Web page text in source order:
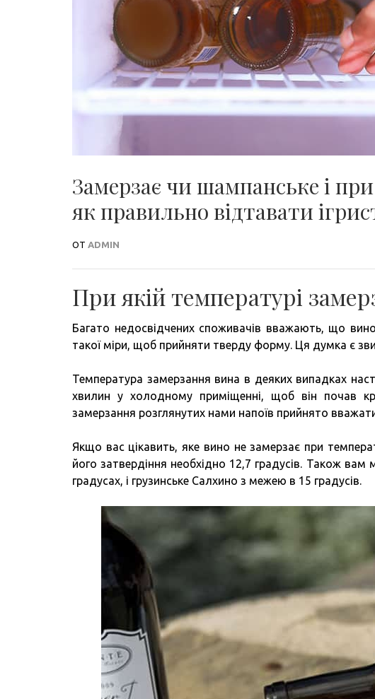
Замерзає чи шампанське і
як правильно відтавати
ОТ ADMIN
При якій температурі
Багато недосвідчених споживачів вважають, що
такої міри, щоб прийняти тверду форму. Ця думка є
Температура замерзання вина в деяких випадках
хвилин у холодному приміщенні, щоб він почав
замерзання розглянутих нами напоїв прийнято
Якщо вас цікавить, яке вино не замерзає при
його затвердіння необхідно 12,7 градусів. Також
градусах, і грузинське Салхино з межею в 15 градусів.